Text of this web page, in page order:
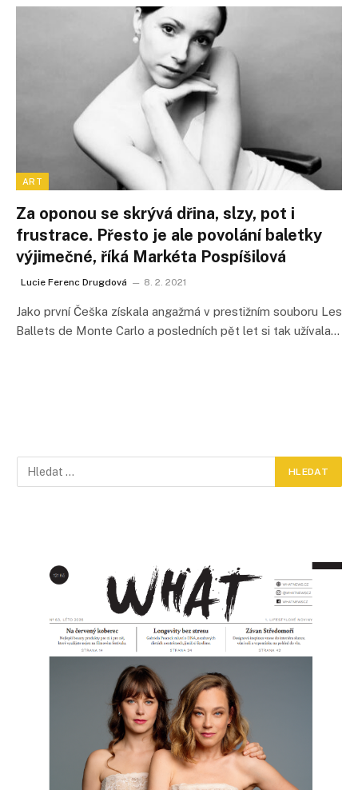
ART
Za oponou se skrývá dřina, slzy, pot i
frustrace. Přesto je ale povolání baletky
výjimečné, říká Markéta Pospíšilová
Lucie Ferenc Drugdová 8. 2. 2021
Jako první Češka získala angažmá v prestižním souboru Les
Ballets de Monte Carlo a posledních pět let si tak užívala…